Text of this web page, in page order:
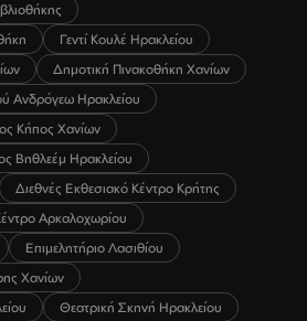
Γεντί Κουλέ Ηρακλείου
Δημοτική Πινακοθήκη Χανίων
Ανδρόγεω Ηρακλείου
Κήπος Χανίων
Βηθλεέμ Ηρακλείου
Διεθνές Εκθεσιακό Κέντρο Κρήτης
Αρκαλοχωρίου
Επιμελητήριο Λασιθίου
Χανίων
Θεατρική Σκηνή Ηρακλείου